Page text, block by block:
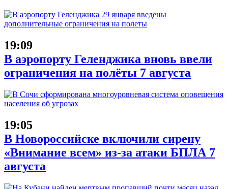
19:09
В аэропорту Геленджика вновь ввели
ограничения на полёты 7 августа
19:05
В Новороссийске включили сирену
«Внимание всем» из-за атаки БПЛА 7
августа